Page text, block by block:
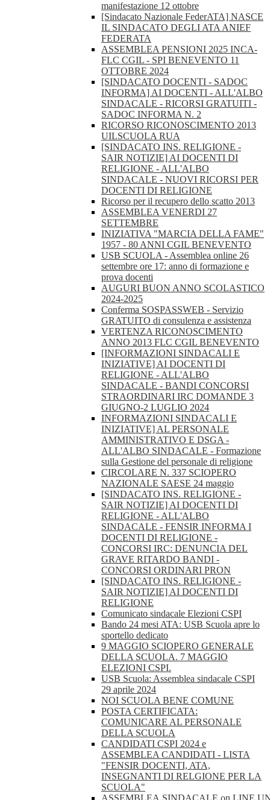
manifestazione 12 ottobre
[Sindacato Nazionale FederATA] NASCE
IL SINDACATO DEGLI ATA ANIEF
FEDERATA
ASSEMBLEA PENSIONI 2025 INCA-
FLC CGIL - SPI BENEVENTO 11
OTTOBRE 2024
[SINDACATO DOCENTI - SADOC
INFORMA] AI DOCENTI - ALL'ALBO
SINDACALE - RICORSI GRATUITI -
SADOC INFORMA N. 2
RICORSO RICONOSCIMENTO 2013
UILSCUOLA RUA
[SINDACATO INS. RELIGIONE -
SAIR NOTIZIE] AI DOCENTI DI
RELIGIONE - ALL'ALBO
SINDACALE - NUOVI RICORSI PER
DOCENTI DI RELIGIONE
Ricorso per il recupero dello scatto 2013
ASSEMBLEA VENERDI 27
SETTEMBRE
INIZIATIVA "MARCIA DELLA FAME"
1957 - 80 ANNI CGIL BENEVENTO
USB SCUOLA - Assemblea online 26
settembre ore 17: anno di formazione e
prova docenti
AUGURI BUON ANNO SCOLASTICO
2024-2025
Conferma SOSPASSWEB - Servizio
GRATUITO di consulenza e assistenza
VERTENZA RICONOSCIMENTO
ANNO 2013 FLC CGIL BENEVENTO
[INFORMAZIONI SINDACALI E
INIZIATIVE] AI DOCENTI DI
RELIGIONE - ALL'ALBO
SINDACALE - BANDI CONCORSI
STRAORDINARI IRC DOMANDE 3
GIUGNO-2 LUGLIO 2024
INFORMAZIONI SINDACALI E
INIZIATIVE] AL PERSONALE
AMMINISTRATIVO E DSGA -
ALL'ALBO SINDACALE - Formazione
sulla Gestione del personale di religione
CIRCOLARE N. 337 SCIOPERO
NAZIONALE SAESE 24 maggio
[SINDACATO INS. RELIGIONE -
SAIR NOTIZIE] AI DOCENTI DI
RELIGIONE - ALL'ALBO
SINDACALE - FENSIR INFORMA I
DOCENTI DI RELIGIONE -
CONCORSI IRC: DENUNCIA DEL
GRAVE RITARDO BANDI -
CONCORSI ORDINARI PRON
[SINDACATO INS. RELIGIONE -
SAIR NOTIZIE] AI DOCENTI DI
RELIGIONE
Comunicato sindacale Elezioni CSPI
Bando 24 mesi ATA: USB Scuola apre lo
sportello dedicato
9 MAGGIO SCIOPERO GENERALE
DELLA SCUOLA. 7 MAGGIO
ELEZIONI CSPI.
USB Scuola: Assemblea sindacale CSPI
29 aprile 2024
NOI SCUOLA BENE COMUNE
POSTA CERTIFICATA:
COMUNICARE AL PERSONALE
DELLA SCUOLA
CANDIDATI CSPI 2024 e
ASSEMBLEA CANDIDATI - LISTA
"FENSIR DOCENTI, ATA,
INSEGNANTI DI RELGIONE PER LA
SCUOLA"